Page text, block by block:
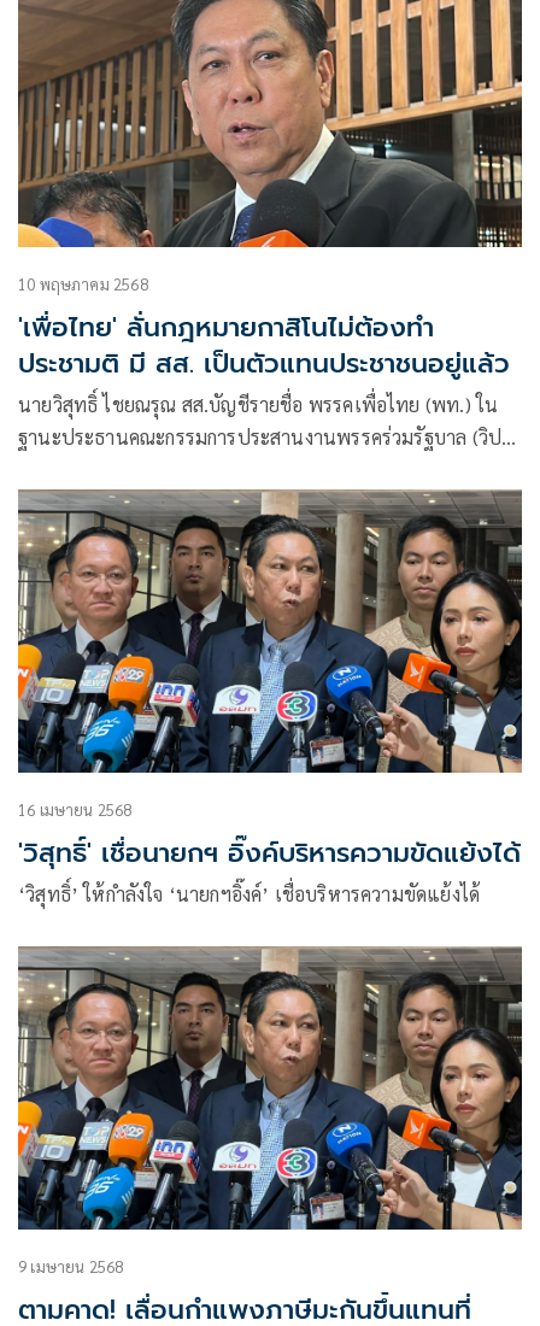
10 พฤษภาคม 2568
'เพื่อไทย' ลั่นกฎหมายกาสิโนไม่ต้องทำ
ประชามติ มี สส. เป็นตัวแทนประชาชนอยู่แล้ว
นายวิสุทธิ์ ไชยณรุณ สส.บัญชีรายชื่อ พรรคเพื่อไทย (พท.) ใน
ฐานะประธานคณะกรรมการประสานงานพรรคร่วมรัฐบาล (วิปรัฐ
ในฐานะหัวหน้าพรรคเพื่อไทย
16 เมษายน 2568
'วิสุทธิ์' เชื่อนายกฯ อิ๊งค์บริหารความขัดแย้งได้
‘วิสุทธิ์’ ให้กำลังใจ ‘นายกฯอิ๊งค์’ เชื่อบริหารความขัดแย้งได้
9 เมษายน 2568
ตามคาด! เลื่อนกำแพงภาษีมะกันขึ้นแทนที่